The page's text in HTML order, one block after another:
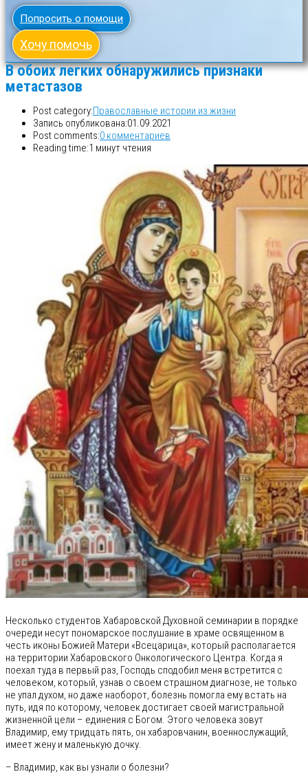
Попросить о помощи
Хочу помочь
В обоих легких обнаружились признаки
метастазов
Post category:Православные истории из жизни
Запись опубликована:01.09.2021
Post comments:0 комментариев
Reading time:1 минут чтения
Несколько студентов Хабаровской Духовной семинарии в порядке
очереди несут пономарское послушание в храме освященном в
честь иконы Божией Матери «Всецарица», который располагается
на территории Хабаровского Онкологического Центра. Когда я
поехал туда в первый раз, Господь сподобил меня встретится с
человеком, который, узнав о своем страшном диагнозе, не только
не упал духом, но даже наоборот, болезнь помогла ему встать на
путь, идя по которому, человек достигает своей магистральной
жизненной цели – единения с Богом. Этого человека зовут
Владимир, ему тридцать пять, он хабаровчанин, военнослужащий,
имеет жену и маленькую дочку.
– Владимир, как вы узнали о болезни?